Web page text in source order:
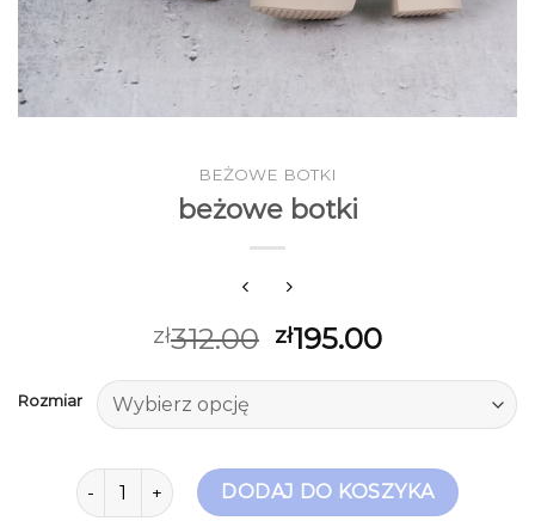
BEŻOWE BOTKI
beżowe botki
zł312.00 zł195.00
Rozmiar
ilość beżowe botkiDODAJ DO KOSZYKA